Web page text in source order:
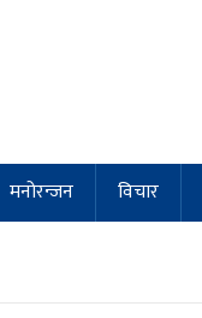
मनोरन्जन विचार